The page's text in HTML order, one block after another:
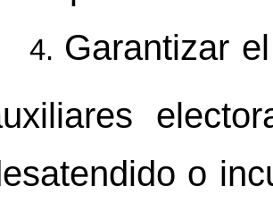
Garantizar
o